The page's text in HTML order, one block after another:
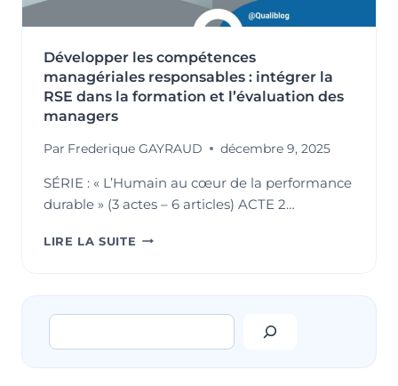
Développer les compétences
managériales responsables : intégrer la
RSE dans la formation et l’évaluation des
managers
Par Frederique GAYRAUD décembre 9, 2025
SÉRIE : « L’Humain au cœur de la performance
durable » (3 actes – 6 articles) ACTE 2…
LIRE LA SUITE DÉVELOPPER
Rechercher